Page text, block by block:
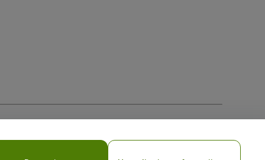
za mobilne uređaje